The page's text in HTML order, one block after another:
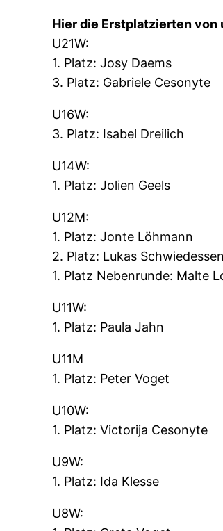
Hier die Erstplatzierten von
U21W:
1. Platz: Josy Daems
3. Platz: Gabriele Cesonyte
U16W:
3. Platz: Isabel Dreilich
U14W:
1. Platz: Jolien Geels
U12M:
1. Platz: Jonte Löhmann
2. Platz: Lukas Schwiedessen
1. Platz Nebenrunde: Malte
U11W:
1. Platz: Paula Jahn
U11M
1. Platz: Peter Voget
U10W:
1. Platz: Victorija Cesonyte
U9W:
1. Platz: Ida Klesse
U8W: